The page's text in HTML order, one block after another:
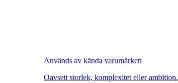
Används av kända varumärken
Oavsett storlek, komplexitet eller ambition.